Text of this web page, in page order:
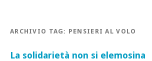
ARCHIVIO TAG: PENSIERI AL VOLO
La solidarietà non si elemosina